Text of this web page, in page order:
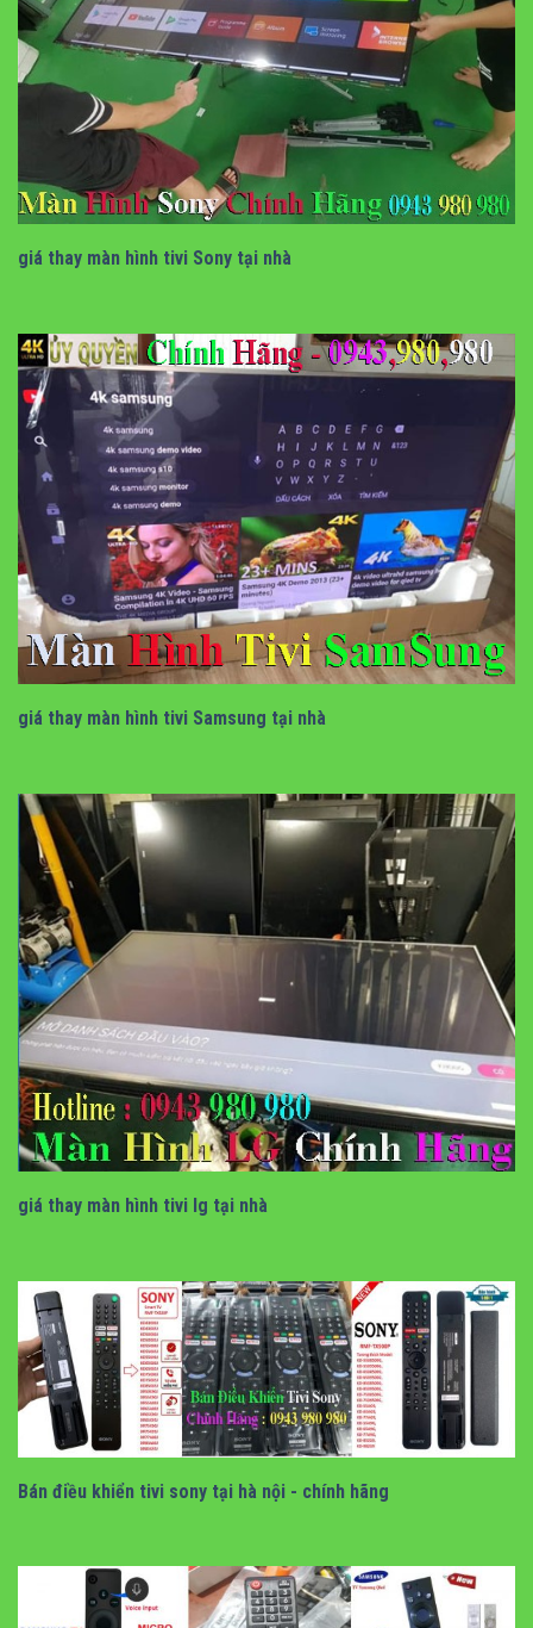
giá thay màn hình tivi Sony tại nhà
giá thay màn hình tivi Samsung tại nhà
giá thay màn hình tivi lg tại nhà
Bán điều khiển tivi sony tại hà nội - chính hãng